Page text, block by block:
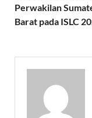
Perwakilan
Barat pada ISLC